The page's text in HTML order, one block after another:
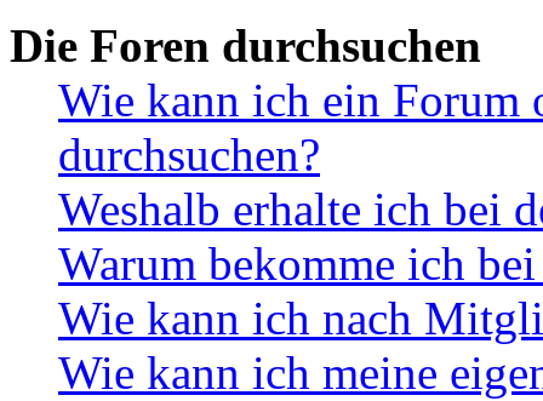
Die Foren durchsuchen
Wie kann ich ein Forum
durchsuchen?
Weshalb erhalte ich bei
Warum bekomme ich
Wie kann ich nach
Wie kann ich meine